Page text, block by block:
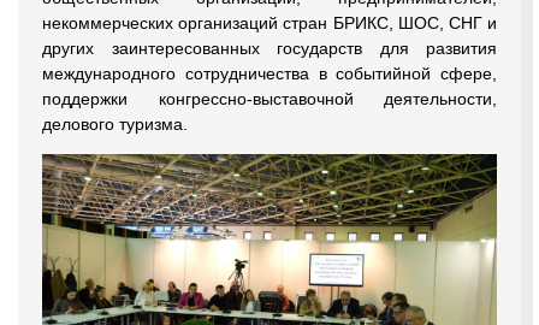
некоммерческих организаций стран БРИКС, ШОС, СНГ и
других заинтересованных государств для развития
международного сотрудничества в событийной сфере,
поддержки конгрессно-выставочной деятельности,
делового туризма.